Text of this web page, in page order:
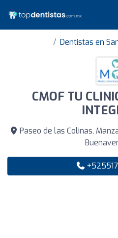
Dentistas en
CMOF TU
Paseo de las Colinas,